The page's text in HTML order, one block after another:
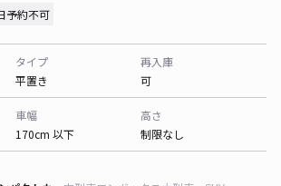
予約不可
タイプ
平置き
再入庫
可
車幅
170cm 以下
高さ
制限なし